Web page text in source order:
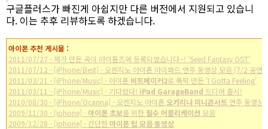
구글플러스가 빠진게 아쉽지만 다른 버전에서 지원되고 있습니
다. 이는 추후 리뷰하도록 하겠습니다.
아이폰 추천 게시물 :
2011/07/27 - 제가 만든 곡이 아이튠즈에 등록되었습니다~! 'Seed Fantasy OST'
2011/07/12 - [iPhone/Best] - 오렌지노 아이폰 아이패드 연주 동영상 모음 (7/2 공연)
2011/03/21 - [iPhone/Music] - 아이폰 비트메이커2로 뚝딱 만든 'I Gotta Feeling'
2011/03/11 - [iPhone/Music] - 기다렸다! iPad GarageBand 드디어 출시!
2010/08/30 - [iPhone/Ocarina] - 오렌지노 아이폰 오카리나 미니콘서트 연주 동영상
2009/11/30 - [iphone] -아이폰 초보를 위한 필수 어플리케이션 모음
2009/12/28 - [iphone] - 간단한아이폰 팁 모음 동영상